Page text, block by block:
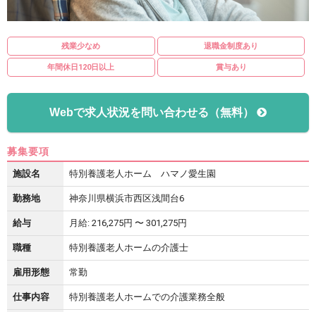
残業少なめ 退職金制度あり
年間休日120日以上 賞与あり
Webで求人状況を問い合わせる（無料）
募集要項
施設名 特別養護老人ホーム ハマノ愛生園
勤務地 神奈川県横浜市西区浅間台6
給与 月給: 216,275円 〜 301,275円
職種 特別養護老人ホームの介護士
雇用形態 常勤
仕事内容 特別養護老人ホームでの介護業務全般